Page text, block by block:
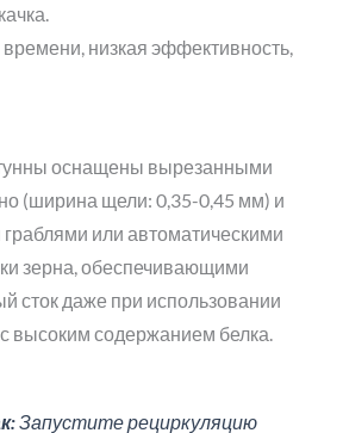
низкая эффективность,
оснащены вырезанными
(ширина щели: 0,35-0,45 мм) и
или автоматическими
зерна, обеспечивающими
сток даже при использовании
высоким содержанием белка.
Запустите рециркуляцию